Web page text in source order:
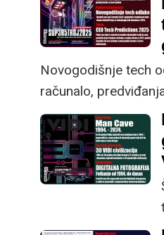
Novogodišnje tech
računalo,
kompanija, pregled
prošloj godini...